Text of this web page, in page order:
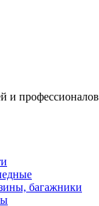
и профессионалов
багажники